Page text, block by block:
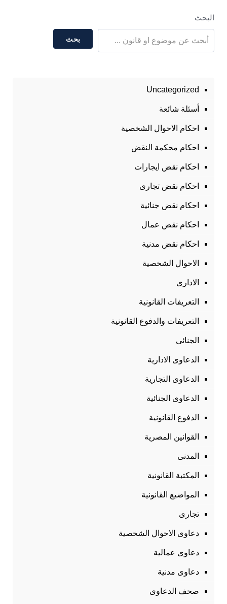
البحث
بحث
Uncategorized
أسئلة شائعة
احكام الاحوال الشخصية
احكام محكمة النقض
احكام نقض ايجارات
احكام نقض تجارى
احكام نقض جنائية
احكام نقض عمال
احكام نقض مدنية
الاحوال الشخصية
الادارى
التعريفات القانونية
التعريفات والدفوع القانونية
الجنائى
الدعاوى الادارية
الدعاوى التجارية
الدعاوى الجنائية
الدفوع القانونية
القوانين المصرية
المدنى
المكتبة القانونية
المواضيع القانونية
تجارى
دعاوى الاحوال الشخصية
دعاوى عمالية
دعاوى مدنية
صحف الدعاوى